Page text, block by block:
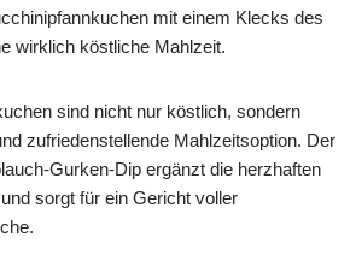
mit einem Klecks des
wirklich köstliche Mahlzeit.
sind nicht nur köstlich, sondern
zufriedenstellende Mahlzeitsoption. Der
Gurken-Dip ergänzt die herzhaften
sorgt für ein Gericht voller